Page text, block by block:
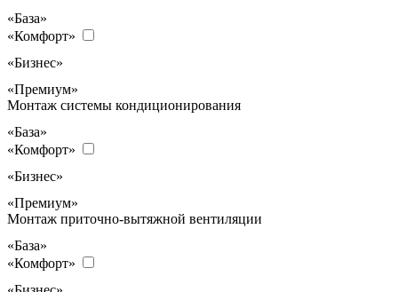
«База»
«Комфорт»
«Бизнес»
«Премиум»
Монтаж системы кондиционирования
«База»
«Комфорт»
«Бизнес»
«Премиум»
Монтаж приточно-вытяжной вентиляции
«База»
«Комфорт»